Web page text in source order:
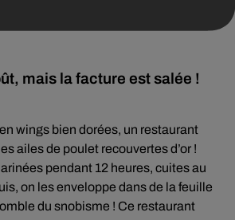
mais la facture est salée !
wings bien dorées, un restaurant
ailes de poulet recouvertes d’or !
pendant 12 heures, cuites au
on les enveloppe dans de la feuille
du snobisme ! Ce restaurant